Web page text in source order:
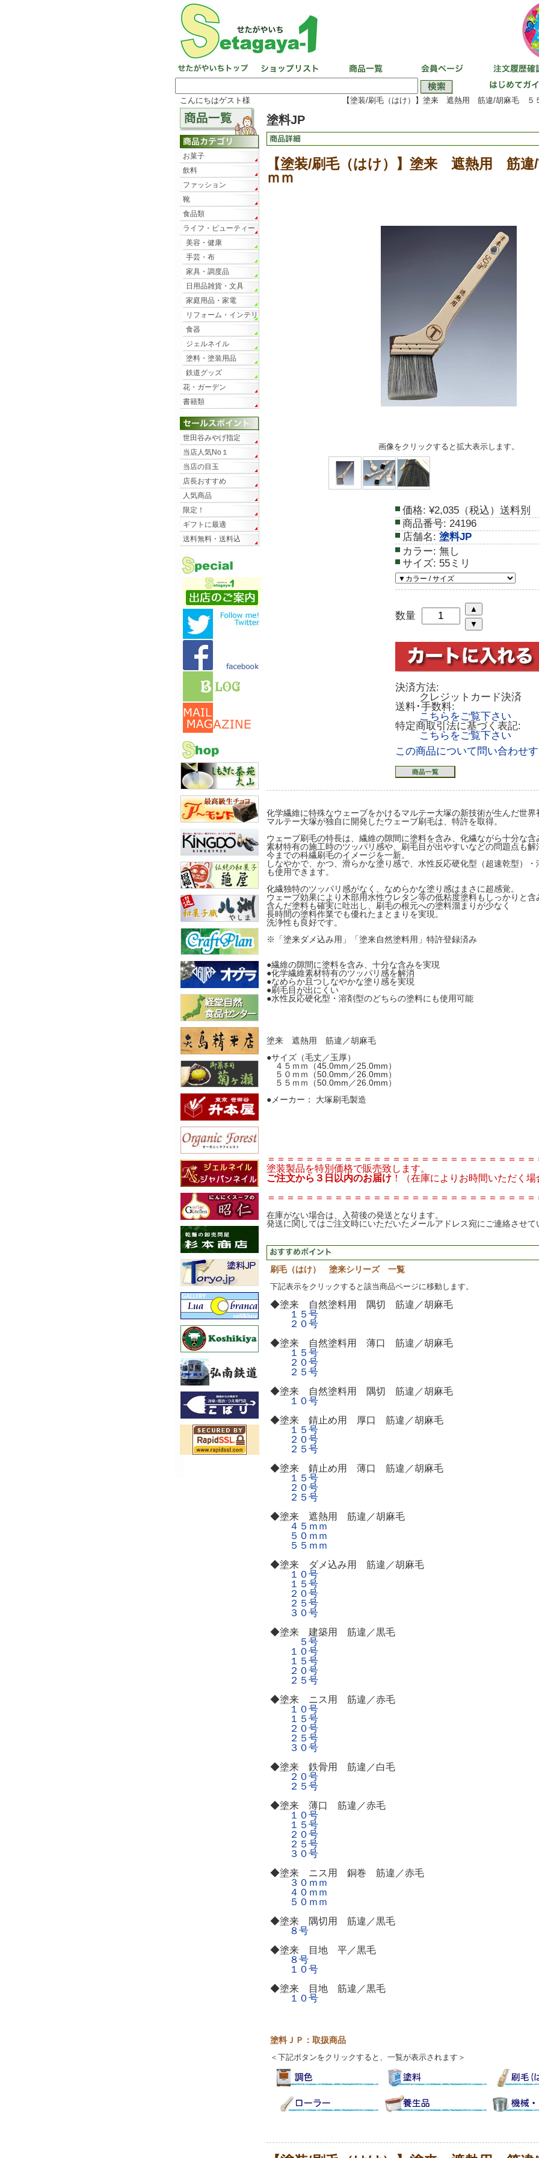
こんにちはゲスト様 【塗装/刷毛（はけ）】塗来 遮熱用 筋違/胡麻毛 ５
塗料JP
【塗装/刷毛（はけ）】塗来 遮熱用 筋
ｍｍ
画像をクリックすると拡大表示します。
価格: ¥2,035（税込）送料別
商品番号: 24196
店舗名: 塗料JP
カラー: 無し
サイズ: 55ミリ
数量
決済方法:
クレジットカード決済
送料･手数料:
こちらをご覧下さい
特定商取引法に基づく表記:
こちらをご覧下さい
この商品について問い合わせ
化学繊維に特殊なウェーブをかけるマルテー大塚の新技術が生んだ世界
マルテー大塚が独自に開発したウェーブ刷毛は、特許を取得。
ウェーブ刷毛の特長は、繊維の隙間に塗料を含み、化繊ながら十分な含
素材特有の施工時のツッパリ感や、刷毛目が出やすいなどの問題点も解
今までの科繊刷毛のイメージを一新。
しなやかで、かつ、滑らかな塗り感で、水性反応硬化型（超速乾型）
も使用できます。
化繊独特のツッパリ感がなく、なめらかな塗り感はまさに超感覚。
ウェーブ効果により木部用水性ウレタン等の低粘度塗料もしっかりと
含んだ塗料も確実に吐出し、刷毛の根元への塗料溜まりが少なく
長時間の塗料作業でも優れたまとまりを実現。
洗浄性も良好です。
※「塗来ダメ込み用」「塗来自然塗料用」特許登録済み
●繊維の隙間に塗料を含み、十分な含みを実現
●化学繊維素材特有のツッパリ感を解消
●なめらか且つしなやかな塗り感を実現
●刷毛目が出にくい
●水性反応硬化型・溶剤型のどちらの塗料にも使用可能
塗来 遮熱用 筋違／胡麻毛
●サイズ（毛丈／玉厚）
４５ｍｍ（45.0mm／25.0mm）
５０ｍｍ（50.0mm／26.0mm）
５５ｍｍ（50.0mm／26.0mm）
●メーカー： 大塚刷毛製造
＝＝＝＝＝＝＝＝＝＝＝＝＝＝＝＝＝＝＝＝＝＝＝＝＝＝＝＝
塗装製品を特別価格で販売致します。
ご注文から３日以内のお届け！（在庫によりお時間いただく場
＝＝＝＝＝＝＝＝＝＝＝＝＝＝＝＝＝＝＝＝＝＝＝＝＝＝＝＝
在庫がない場合は、入荷後の発送となります。
発送に関してはご注文時にいただいたメールアドレス宛にご連絡させて
刷毛（はけ） 塗来シリーズ 一覧
下記表示をクリックすると該当商品ページに移動します。
◆塗来 自然塗料用 隅切 筋違／胡麻毛
１５号
２０号
◆塗来 自然塗料用 薄口 筋違／胡麻毛
１５号
２０号
２５号
◆塗来 自然塗料用 隅切 筋違／胡麻毛
１０号
◆塗来 錆止め用 厚口 筋違／胡麻毛
１５号
２０号
２５号
◆塗来 錆止め用 薄口 筋違／胡麻毛
１５号
２０号
２５号
◆塗来 遮熱用 筋違／胡麻毛
４５ｍｍ
５０ｍｍ
５５ｍｍ
◆塗来 ダメ込み用 筋違／胡麻毛
１０号
１５号
２０号
２５号
３０号
◆塗来 建築用 筋違／黒毛
５号
１０号
１５号
２０号
２５号
◆塗来 ニス用 筋違／赤毛
１０号
１５号
２０号
２５号
３０号
◆塗来 鉄骨用 筋違／白毛
２０号
２５号
◆塗来 薄口 筋違／赤毛
１０号
１５号
２０号
２５号
３０号
◆塗来 ニス用 銅巻 筋違／赤毛
３０ｍｍ
４０ｍｍ
５０ｍｍ
◆塗来 隅切用 筋違／黒毛
８号
◆塗来 目地 平／黒毛
８号
１０号
◆塗来 目地 筋違／黒毛
１０号
塗料ＪＰ：取扱商品
＜下記ボタンをクリックすると、一覧が表示されます＞
お菓子
飲料
ファッション
靴
食品類
ライフ・ビューティー
美容・健康
手芸・布
家具・調度品
日用品雑貨・文具
家庭用品・家電
リフォーム・インテリ
ア
食器
ジェルネイル
塗料・塗装用品
鉄道グッズ
花・ガーデン
書籍類
世田谷みやげ指定
当店人気No１
当店の目玉
店長おすすめ
人気商品
限定！
ギフトに最適
送料無料・送料込